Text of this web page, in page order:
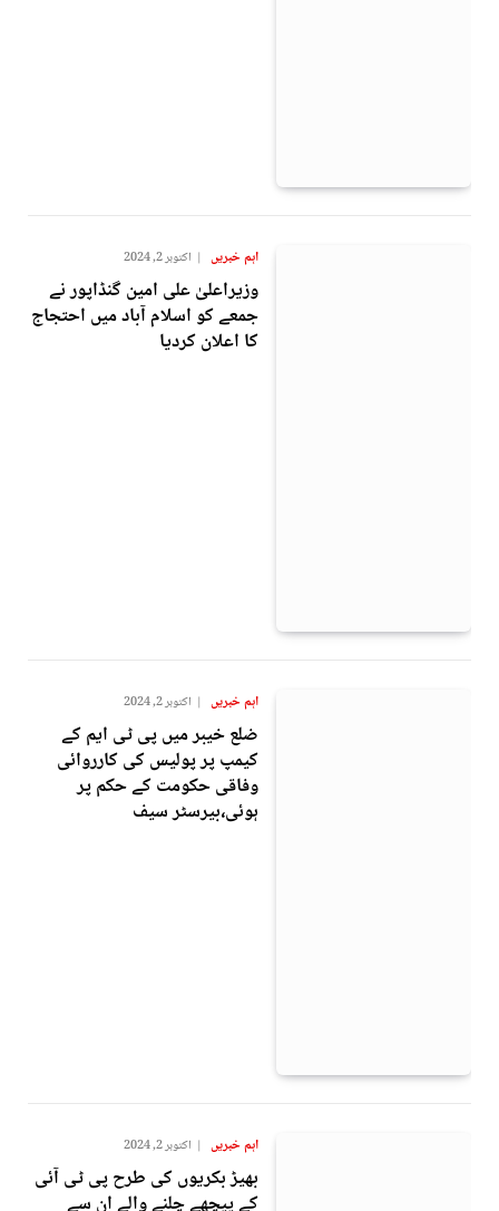
اہم خبریں اکتوبر 2, 2024
وزیراعلیٰ علی امین گنڈاپور نے
جمعے کو اسلام آباد میں احتجاج
کا اعلان کردیا
اہم خبریں اکتوبر 2, 2024
ضلع خیبر میں پی ٹی ایم کے
کیمپ پر پولیس کی کارروائی
وفاقی حکومت کے حکم پر
ہوئی،بیرسٹر سیف
اہم خبریں اکتوبر 2, 2024
بھیڑ بکریوں کی طرح پی ٹی آئی